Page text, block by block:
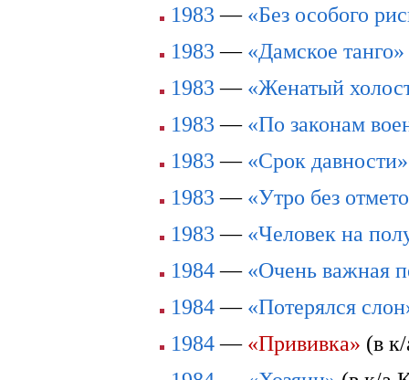
1983 — «Без особого
1983 — «Дамское танго»
1983 — «Женатый
1983 — «По законам
1983 — «Срок давности»
1983 — «Утро без
1983 — «Человек на
1984— «Очень важная
1984— «Потерялся
1984— «Прививка» (в